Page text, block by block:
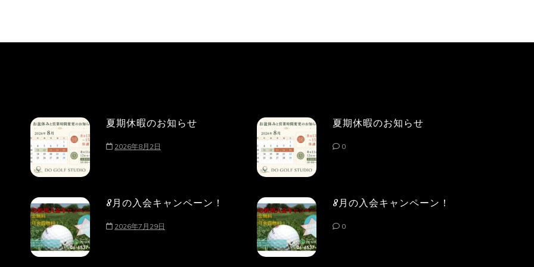
夏期休暇のお知らせ
2026年8月2日
8月の入会キャンペーン！
2026年7月29日
夏期休暇のお知らせ
0
8月の入会キャンペーン！
0